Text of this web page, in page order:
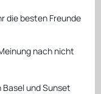
die besten Freunde
nach nicht
und Sunset